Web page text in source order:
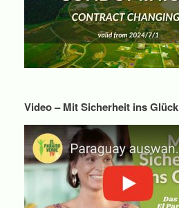
Video – Mit Sicherheit ins Glück